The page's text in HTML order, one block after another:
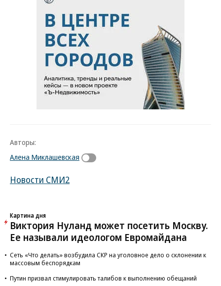
Авторы:
Алена Миклашевская
Новости СМИ2
Картина дня
Виктория Нуланд может посетить Москву.
Ее называли идеологом Евромайдана
Сеть «Что делать» возбудила СКР на уголовное дело о склонении к
массовым беспорядкам
Путин призвал стимулировать талибов к выполнению обещаний